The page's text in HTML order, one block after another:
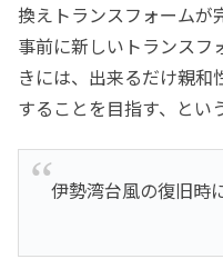
換えトランスフォームが
事前に新しいトランスフ
きには、出来るだけ親和
することを目指す、とい
伊勢湾台風の復旧時